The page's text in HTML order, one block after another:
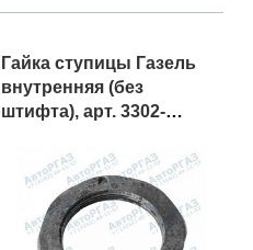
Гайка ступицы Газель
внутренняя (без
штифта), арт. 3302-